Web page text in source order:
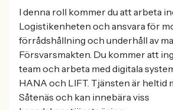
I denna roll kommer du att arbeta
Logistikenheten och ansvara för
förrådshållning och underhåll av
Försvarsmakten. Du kommer att
team och arbeta med digitala
HANA och LIFT. Tjänsten är heltid
Såtenäs och kan innebära viss